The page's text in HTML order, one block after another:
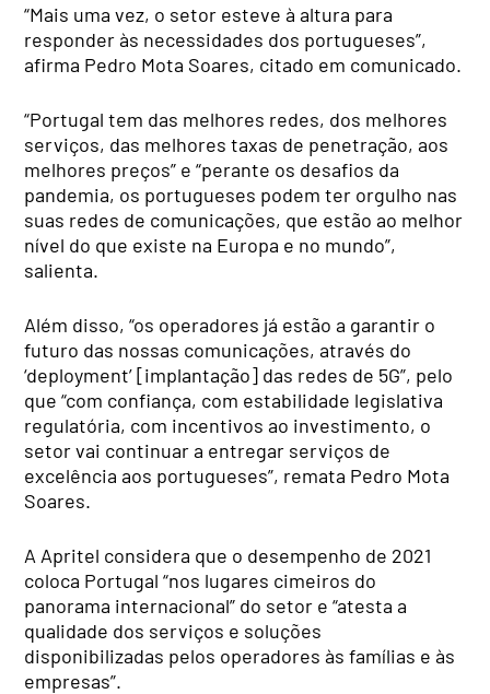
“Mais uma vez, o setor esteve à altura para
responder às necessidades dos portugueses”,
afirma Pedro Mota Soares, citado em comunicado.
“Portugal tem das melhores redes, dos melhores
serviços, das melhores taxas de penetração, aos
melhores preços” e “perante os desafios da
pandemia, os portugueses podem ter orgulho nas
suas redes de comunicações, que estão ao melhor
nível do que existe na Europa e no mundo”,
salienta.
Além disso, “os operadores já estão a garantir o
futuro das nossas comunicações, através do
‘deployment’ [implantação] das redes de 5G”, pelo
que “com confiança, com estabilidade legislativa
regulatória, com incentivos ao investimento, o
setor vai continuar a entregar serviços de
excelência aos portugueses”, remata Pedro Mota
Soares.
A Apritel considera que o desempenho de 2021
coloca Portugal “nos lugares cimeiros do
panorama internacional” do setor e “atesta a
qualidade dos serviços e soluções
disponibilizadas pelos operadores às famílias e às
empresas”.